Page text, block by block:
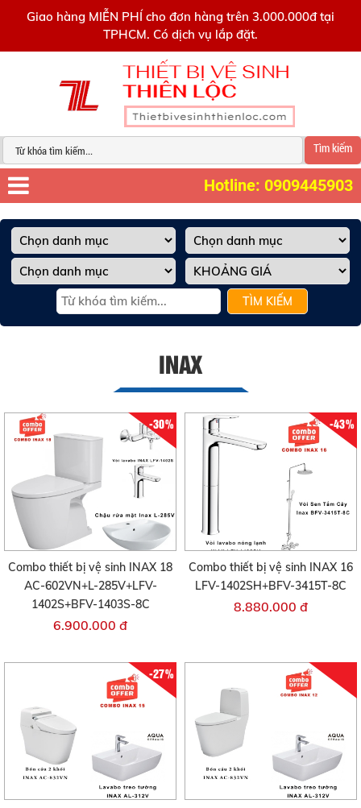
Giao hàng MIỄN PHÍ cho đơn hàng trên 3.000.000đ tại
TPHCM. Có dịch vụ lắp đặt.
Tìm kiếm
Hotline: 0909445903
TÌM KIẾM
INAX
-30%
Combo thiết bị vệ sinh INAX 18
AC-602VN+L-285V+LFV-
1402S+BFV-1403S-8C
6.900.000 đ
-43%
Combo thiết bị vệ sinh INAX 16
LFV-1402SH+BFV-3415T-8C
8.880.000 đ
-27%
0909445903